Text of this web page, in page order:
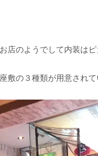
店のようでして内装はピ
敷の３種類が用意されて